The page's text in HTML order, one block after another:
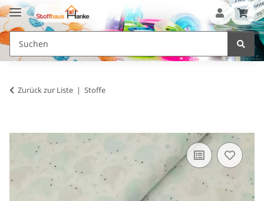
Zurück zur Liste Stoffe